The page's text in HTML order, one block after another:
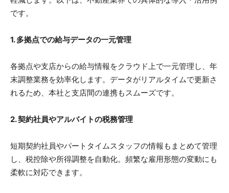
です。
1. 多拠点での給与データの一元管理
各拠点や支店からの給与情報をクラウド上で一元管理し、年
末調整業務を効率化します。データがリアルタイムで更新さ
れるため、本社と支店間の連携もスムーズです。
2. 契約社員やアルバイトの税務管理
短期契約社員やパートタイムスタッフの情報もまとめて管理
し、税控除や所得調整を自動化。頻繁な雇用形態の変動にも
柔軟に対応できます。